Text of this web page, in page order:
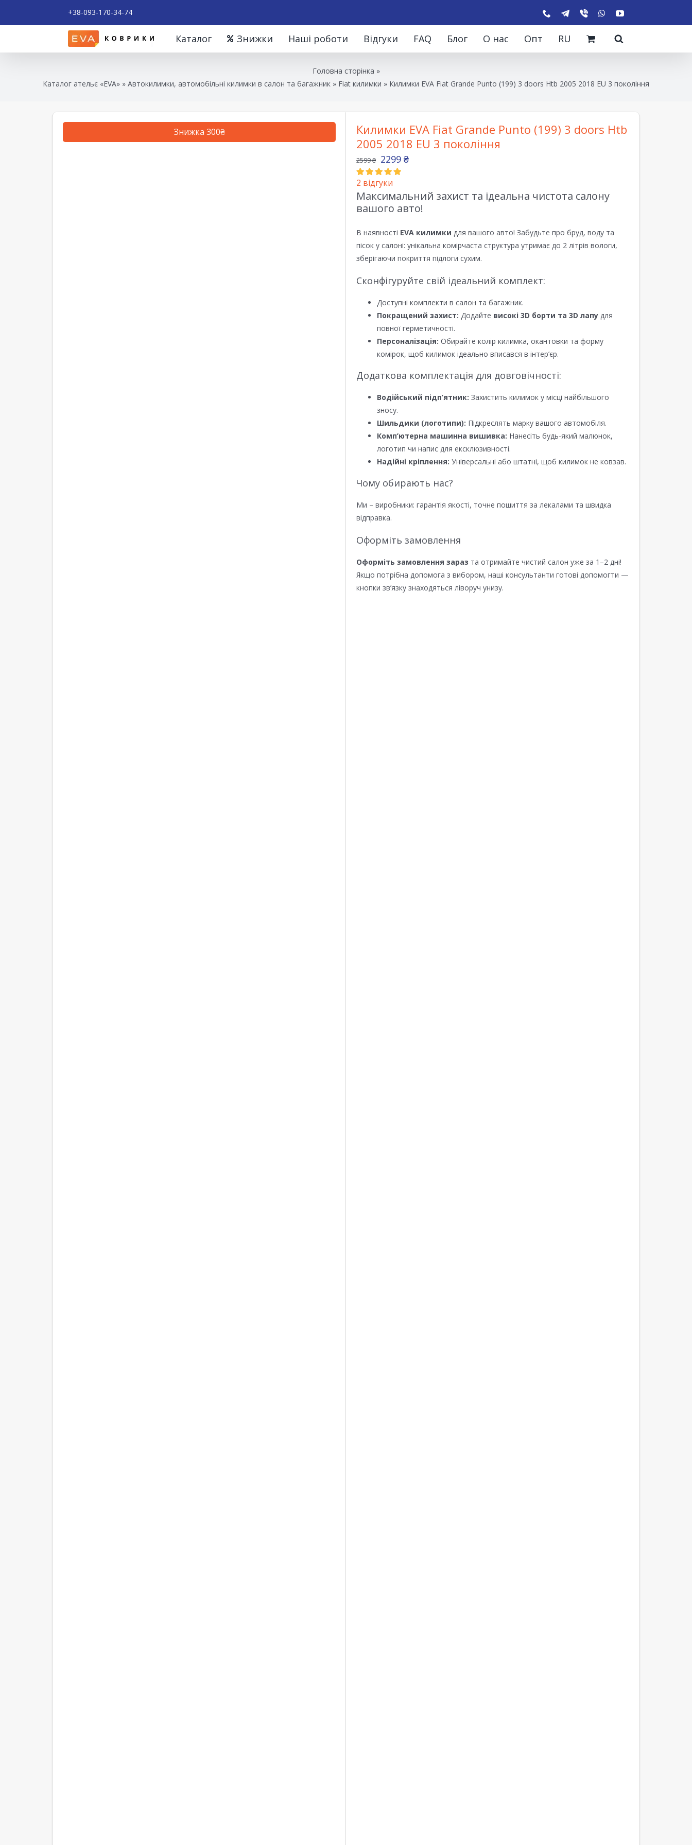
+38-093-170-34-74
Каталог Знижки Наші роботи Відгуки FAQ Блог О нас Опт RU
Головна сторінка »
Каталог ательє «EVA» » Автокилимки, автомобільні килимки в салон та багажник » Fiat килимки » Килимки EVA Fiat Grande Punto (199) 3 doors Htb 2005 2018 EU 3 покоління
Знижка 300₴
Килимки EVA Fiat Grande Punto (199) 3 doors Htb
2005 2018 EU 3 покоління
2599₴ 2299 ₴
2 відгуки
Максимальний захист та ідеальна чистота салону
вашого авто!
В наявності EVA килимки для вашого авто! Забудьте про бруд, воду та
пісок у салоні: унікальна комірчаста структура утримає до 2 літрів вологи,
зберігаючи покриття підлоги сухим.
Сконфігуруйте свій ідеальний комплект:
Доступні комплекти в салон та багажник.
Покращений захист: Додайте високі 3D борти та 3D лапу для
повної герметичності.
Персоналізація: Обирайте колір килимка, окантовки та форму
комірок, щоб килимок ідеально вписався в інтер’єр.
Додаткова комплектація для довговічності:
Водійський підп’ятник: Захистить килимок у місці найбільшого
зносу.
Шильдики (логотипи): Підкреслять марку вашого автомобіля.
Комп’ютерна машинна вишивка: Нанесіть будь-який малюнок,
логотип чи напис для ексклюзивності.
Надійні кріплення: Універсальні або штатні, щоб килимок не ковзав.
Чому обирають нас?
Ми – виробники: гарантія якості, точне пошиття за лекалами та швидка
відправка.
Оформіть замовлення
Оформіть замовлення зараз та отримайте чистий салон уже за 1–2 дні!
Якщо потрібна допомога з вибором, наші консультанти готові допомогти —
кнопки зв’язку знаходяться ліворуч унизу.